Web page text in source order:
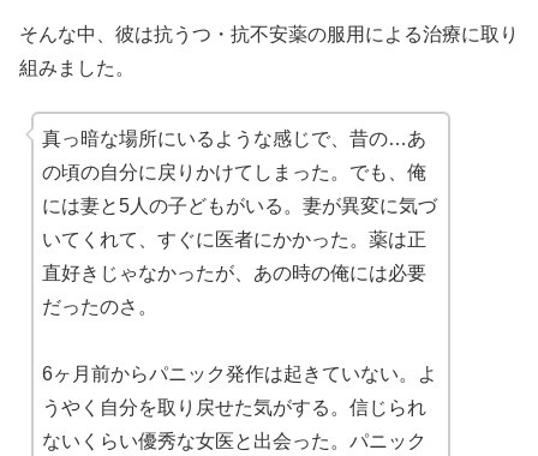
そんな中、彼は抗うつ・抗不安薬の服用による治療に取り
組みました。
真っ暗な場所にいるような感じで、昔の…あ
の頃の自分に戻りかけてしまった。でも、俺
には妻と5人の子どもがいる。妻が異変に気づ
いてくれて、すぐに医者にかかった。薬は正
直好きじゃなかったが、あの時の俺には必要
だったのさ。
6ヶ月前からパニック発作は起きていない。よ
うやく自分を取り戻せた気がする。信じられ
ないくらい優秀な女医と出会った。パニック